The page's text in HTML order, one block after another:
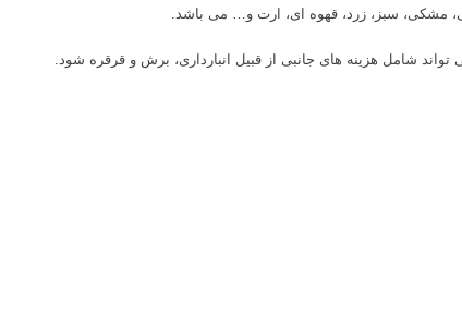
مشکی، سبز، زرد، قهوه ای، ارت و… می باشد.
شامل هزینه های جانبی از قبیل انبارداری، برش و قرقره شود.